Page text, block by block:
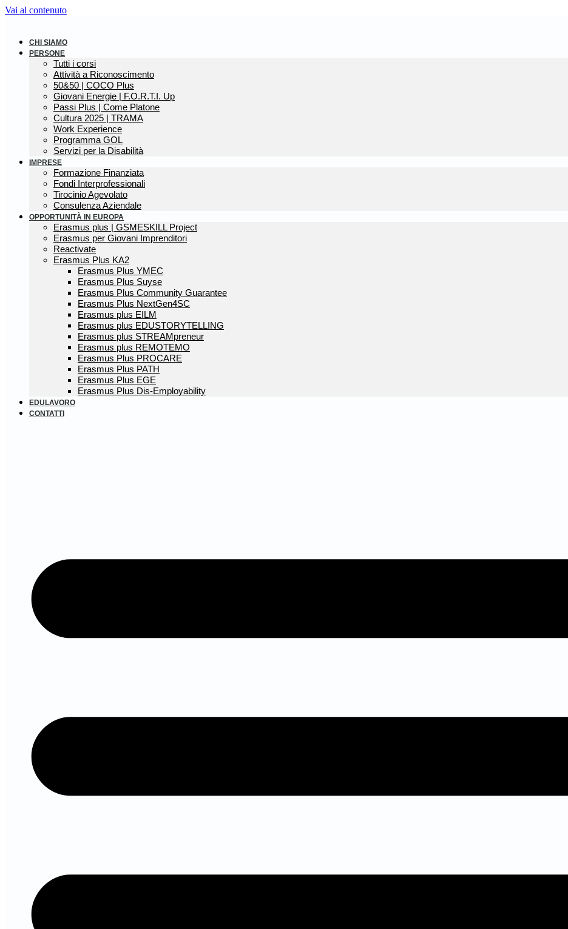
Vai al contenuto
CHI SIAMO
PERSONE
Tutti i corsi
Attività a Riconoscimento
50&50 | COCO Plus
Giovani Energie | F.O.R.T.I. Up
Passi Plus | Come Platone
Cultura 2025 | TRAMA
Work Experience
Programma GOL
Servizi per la Disabilità
IMPRESE
Formazione Finanziata
Fondi Interprofessionali
Tirocinio Agevolato
Consulenza Aziendale
OPPORTUNITÀ IN EUROPA
Erasmus plus | GSMESKILL Project
Erasmus per Giovani Imprenditori
Reactivate
Erasmus Plus KA2
Erasmus Plus YMEC
Erasmus Plus Suyse
Erasmus Plus Community Guarantee
Erasmus Plus NextGen4SC
Erasmus plus EILM
Erasmus plus EDUSTORYTELLING
Erasmus plus STREAMpreneur
Erasmus plus REMOTEMO
Erasmus Plus PROCARE
Erasmus Plus PATH
Erasmus Plus EGE
Erasmus Plus Dis-Employability
EDULAVORO
CONTATTI